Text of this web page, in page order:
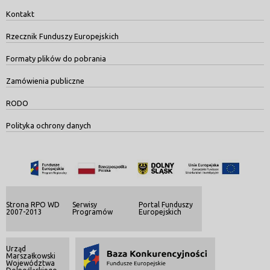
Kontakt
Rzecznik Funduszy Europejskich
Formaty plików do pobrania
Zamówienia publiczne
RODO
Polityka ochrony danych
Strona RPO WD
2007-2013
Serwisy
Programów
Portal Funduszy
Europejskich
Urząd
Marszałkowski
Województwa